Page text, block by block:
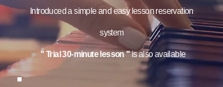
Introduced a simple and easy lesson reservation
system
" Trial 30-minute lesson "is also available